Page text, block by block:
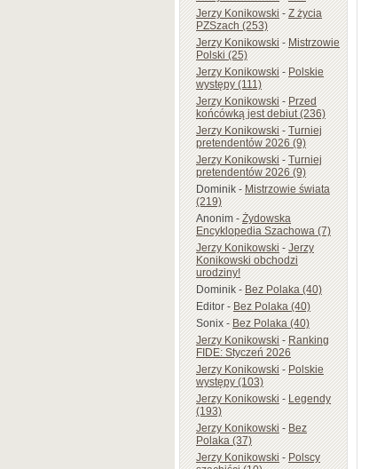
Jerzy Konikowski-Z życia
PZSzach (253)
Jerzy Konikowski-Mistrzowie
Polski (25)
Jerzy Konikowski-Polskie
występy (111)
Jerzy Konikowski-Przed
końcówką jest debiut (236)
Jerzy Konikowski-Turniej
pretendentów 2026 (9)
Jerzy Konikowski-Turniej
pretendentów 2026 (9)
Dominik-Mistrzowie świata
(219)
Anonim-Żydowska
Encyklopedia Szachowa (7)
Jerzy Konikowski-Jerzy
Konikowski obchodzi
urodziny!
Dominik-Bez Polaka (40)
Editor-Bez Polaka (40)
Sonix-Bez Polaka (40)
Jerzy Konikowski-Ranking
FIDE: Styczeń 2026
Jerzy Konikowski-Polskie
występy (103)
Jerzy Konikowski-Legendy
(193)
Jerzy Konikowski-Bez
Polaka (37)
Jerzy Konikowski-Polscy